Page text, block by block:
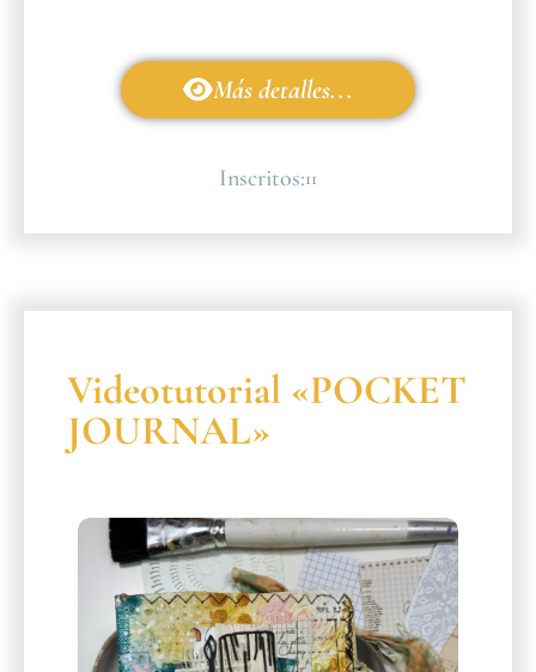
Más detalles...
Inscritos:11
Videotutorial «POCKET
JOURNAL»